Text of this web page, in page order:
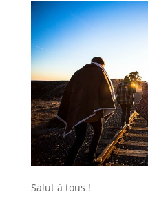
Salut à tous !